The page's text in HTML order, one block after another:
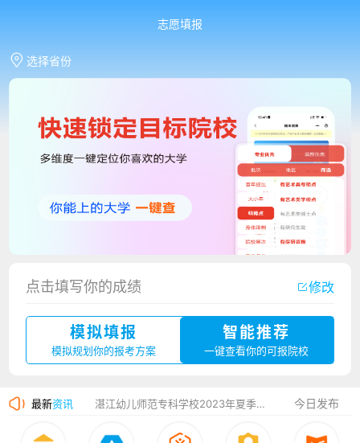
志愿填报
选择省份
点击填写你的成绩 修改
模拟填报
模拟规划你的报考方案
智能推荐
一键查看你的可报院校
最新资讯
厦门大学嘉庚学院2023年艺术类招生简章
湛江幼儿师范专科学校2023年夏季高考招生简章
香港中文大学（深圳）2023年夏季高考招生简章
今日发布